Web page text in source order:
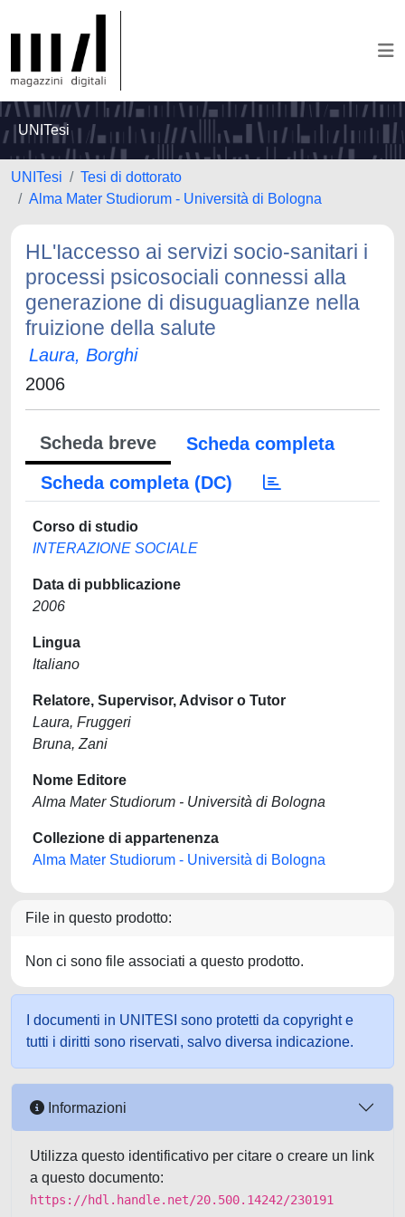
UNITesi
UNITesi
Tesi di dottorato
Alma Mater Studiorum - Università di Bologna
HL'Iaccesso ai servizi socio-sanitari i
processi psicosociali connessi alla
generazione di disuguaglianze nella
fruizione della salute
Laura, Borghi
2006
Scheda breve
Scheda completa
Scheda completa (DC)
Corso di studio
INTERAZIONE SOCIALE
Data di pubblicazione
2006
Lingua
Italiano
Relatore, Supervisor, Advisor o Tutor
Laura, Fruggeri
Bruna, Zani
Nome Editore
Alma Mater Studiorum - Università di Bologna
Collezione di appartenenza
Alma Mater Studiorum - Università di Bologna
File in questo prodotto:
Non ci sono file associati a questo prodotto.
I documenti in UNITESI sono protetti da copyright e
tutti i diritti sono riservati, salvo diversa indicazione.
Informazioni
Utilizza questo identificativo per citare o creare un link
a questo documento:
https://hdl.handle.net/20.500.14242/230191